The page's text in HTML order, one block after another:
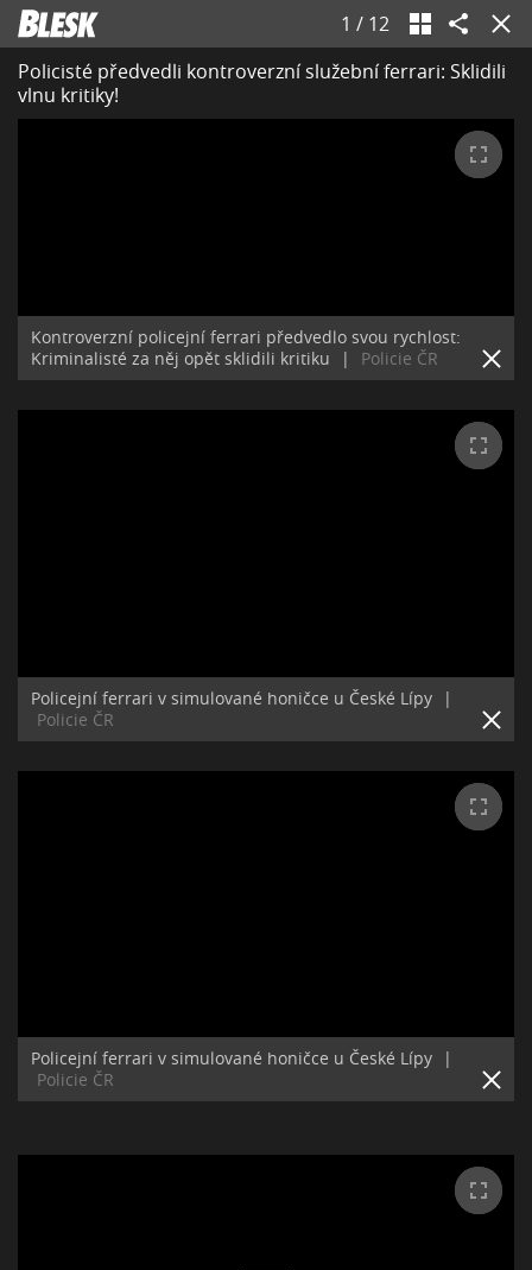
1 / 12
Policisté předvedli kontroverzní služební ferrari: Sklidili
vlnu kritiky!
Kontroverzní policejní ferrari předvedlo svou rychlost:
Kriminalisté za něj opět sklidili kritiku
| Policie ČR
Policejní ferrari v simulované honičce u České Lípy
|
Policie ČR
Policejní ferrari v simulované honičce u České Lípy
|
Policie ČR